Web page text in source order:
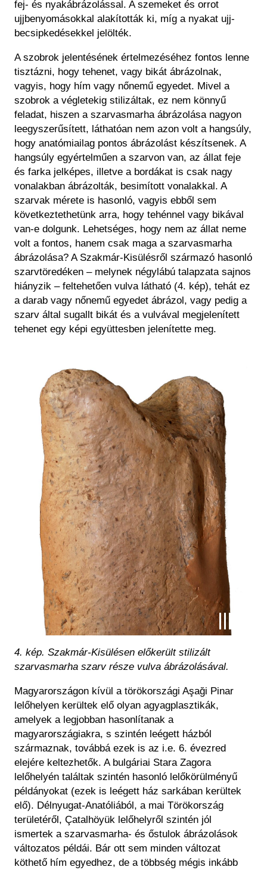
fej- és nyakábrázolással. A szemeket és orrot
ujjbenyomásokkal alakították ki, míg a nyakat ujj-
becsipkedésekkel jelölték.​
A szobrok jelentésének értelmezéséhez fontos lenne
tisztázni, hogy tehenet, vagy bikát ábrázolnak,
vagyis, hogy hím vagy nőnemű egyedet. Mivel a
szobrok a végletekig stilizáltak, ez nem könnyű
feladat, hiszen a szarvasmarha ábrázolása nagyon
leegyszerűsített, láthatóan nem azon volt a hangsúly,
hogy anatómiailag pontos ábrázolást készítsenek. A
hangsúly egyértelműen a szarvon van, az állat feje
és farka jelképes, illetve a bordákat is csak nagy
vonalakban ábrázolták, besimított vonalakkal. A
szarvak mérete is hasonló, vagyis ebből sem
következtethetünk arra, hogy tehénnel vagy bikával
van-e dolgunk. Lehetséges, hogy nem az állat neme
volt a fontos, hanem csak maga a szarvasmarha
ábrázolása? A Szakmár-Kisülésről származó hasonló
szarvtöredéken – melynek négylábú talapzata sajnos
hiányzik – feltehetően vulva látható (4. kép), tehát ez
a darab vagy nőnemű egyedet ábrázol, vagy pedig a
szarv által sugallt bikát és a vulvával megjelenített
tehenet egy képi együttesben jelenítette meg.
4. kép. Szakmár-Kisülésen előkerült stilizált
szarvasmarha szarv része vulva ábrázolásával.
Magyarországon kívül a törökországi Aşaği Pinar
lelőhelyen kerültek elő olyan agyagplasztikák,
amelyek a legjobban hasonlítanak a
magyarországiakra, s szintén leégett házból
származnak, továbbá ezek is az i.e. 6. évezred
elejére keltezhetők. A bulgáriai Stara Zagora
lelőhelyén találtak szintén hasonló lelőkörülményű
példányokat (ezek is leégett ház sarkában kerültek
elő). Délnyugat-Anatóliából, a mai Törökország
területéről, Çatalhöyük lelőhelyről szintén jól
ismertek a szarvasmarha- és őstulok ábrázolások
változatos példái. Bár ott sem minden változat
köthető hím egyedhez, de a többség mégis inkább